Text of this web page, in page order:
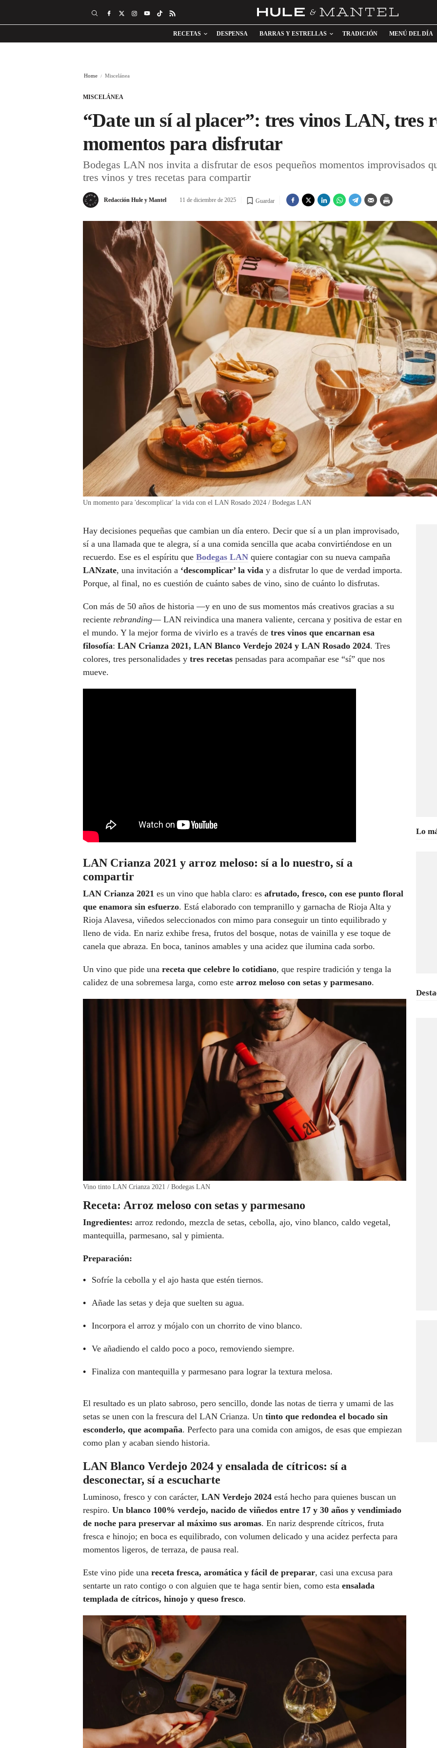
RECETAS DESPENSA BARRAS Y ESTRELLAS TRADICIÓN MENÚ DEL DÍA
Home Miscelánea
MISCELÁNEA
“Date un sí al placer”: tres vinos LAN, tres
momentos para disfrutar
Bodegas LAN nos invita a disfrutar de esos pequeños momentos improvisados
tres vinos y tres recetas para compartir
Redacción Hule y Mantel 11 de diciembre de 2025 Guardar
Un momento para 'descomplicar' la vida con el LAN Rosado 2024 / Bodegas LAN
Hay decisiones pequeñas que cambian un día entero. Decir que sí a un plan improvisado,
sí a una llamada que te alegra, sí a una comida sencilla que acaba convirtiéndose en un
recuerdo. Ese es el espíritu que Bodegas LAN quiere contagiar con su nueva campaña
LANzate, una invitación a ‘descomplicar’ la vida y a disfrutar lo que de verdad importa.
Porque, al final, no es cuestión de cuánto sabes de vino, sino de cuánto lo disfrutas.
Con más de 50 años de historia —y en uno de sus momentos más creativos gracias a su
reciente rebranding— LAN reivindica una manera valiente, cercana y positiva de estar en
el mundo. Y la mejor forma de vivirlo es a través de tres vinos que encarnan esa
filosofía: LAN Crianza 2021, LAN Blanco Verdejo 2024 y LAN Rosado 2024. Tres
colores, tres personalidades y tres recetas pensadas para acompañar ese “sí” que nos
mueve.
LAN Crianza 2021 y arroz meloso: sí a lo nuestro, sí a
compartir
LAN Crianza 2021 es un vino que habla claro: es afrutado, fresco, con ese punto floral
que enamora sin esfuerzo. Está elaborado con tempranillo y garnacha de Rioja Alta y
Rioja Alavesa, viñedos seleccionados con mimo para conseguir un tinto equilibrado y
lleno de vida. En nariz exhibe fresa, frutos del bosque, notas de vainilla y ese toque de
canela que abraza. En boca, taninos amables y una acidez que ilumina cada sorbo.
Un vino que pide una receta que celebre lo cotidiano, que respire tradición y tenga la
calidez de una sobremesa larga, como este arroz meloso con setas y parmesano.
Vino tinto LAN Crianza 2021 / Bodegas LAN
Receta: Arroz meloso con setas y parmesano
Ingredientes: arroz redondo, mezcla de setas, cebolla, ajo, vino blanco, caldo vegetal,
mantequilla, parmesano, sal y pimienta.
Preparación:
Sofríe la cebolla y el ajo hasta que estén tiernos.
Añade las setas y deja que suelten su agua.
Incorpora el arroz y mójalo con un chorrito de vino blanco.
Ve añadiendo el caldo poco a poco, removiendo siempre.
Finaliza con mantequilla y parmesano para lograr la textura melosa.
El resultado es un plato sabroso, pero sencillo, donde las notas de tierra y umami de las
setas se unen con la frescura del LAN Crianza. Un tinto que redondea el bocado sin
esconderlo, que acompaña. Perfecto para una comida con amigos, de esas que empiezan
como plan y acaban siendo historia.
LAN Blanco Verdejo 2024 y ensalada de cítricos: sí a
desconectar, sí a escucharte
Luminoso, fresco y con carácter, LAN Verdejo 2024 está hecho para quienes buscan un
respiro. Un blanco 100% verdejo, nacido de viñedos entre 17 y 30 años y vendimiado
de noche para preservar al máximo sus aromas. En nariz desprende cítricos, fruta
fresca e hinojo; en boca es equilibrado, con volumen delicado y una acidez perfecta para
momentos ligeros, de terraza, de pausa real.
Este vino pide una receta fresca, aromática y fácil de preparar, casi una excusa para
sentarte un rato contigo o con alguien que te haga sentir bien, como esta ensalada
templada de cítricos, hinojo y queso fresco.
Lo